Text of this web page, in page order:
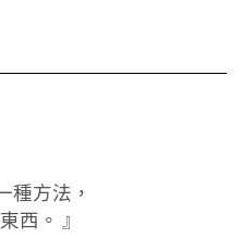
種方法，
西。 』